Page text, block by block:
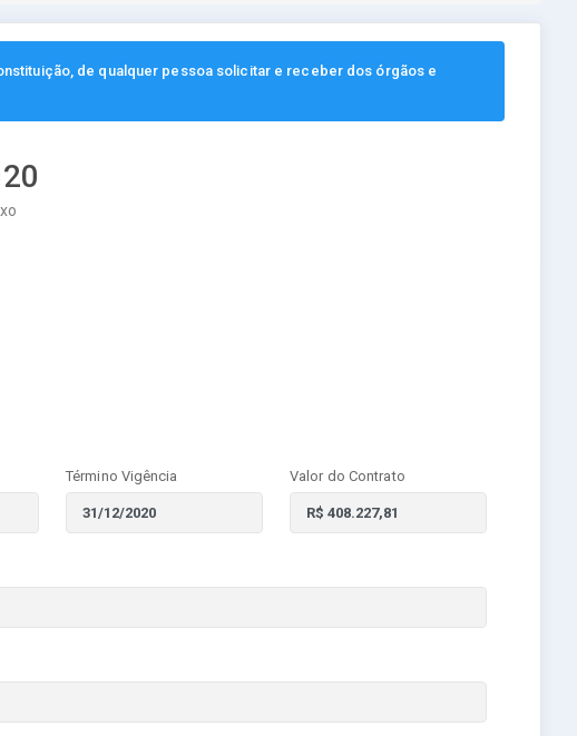
de qualquer pessoa solicitar e receber dos órgãos e
Término Vigência Valor do Contrato